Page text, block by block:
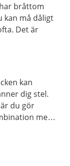
bråttom
kan må dåligt
Det är
kan
dig stel.
du gör
med